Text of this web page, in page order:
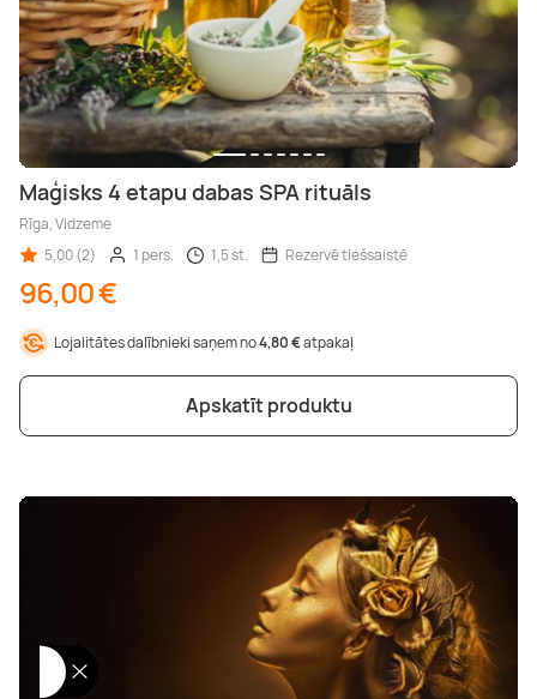
Maģisks 4 etapu dabas SPA rituāls
Rīga, Vidzeme
5,00 (2)
1 pers. 1,5 st. Rezervē tiešsaistē
96,00 €
Lojalitātes dalībnieki saņem no4,80 €atpakaļ
Apskatīt produktu